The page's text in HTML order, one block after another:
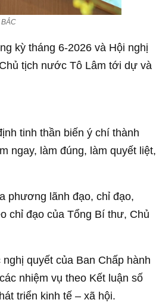
kỳ tháng 6-2026 và Hội nghị
tịch nước Tô Lâm tới dự và
tinh thần biến ý chí thành
ngay, làm đúng, làm quyết liệt,
phương lãnh đạo, chỉ đạo,
chỉ đạo của Tổng Bí thư, Chủ
quyết của Ban Chấp hành
nhiệm vụ theo Kết luận số
triển kinh tế – xã hội.